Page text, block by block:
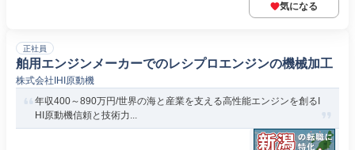
気になる
正社員
舶用エンジンメーカーでのレシプロエンジンの機械加工
株式会社IHI原動機
年収400～890万円/世界の海と産業を支える高性能エンジンを創るI
HI原動機信頼と技術力...